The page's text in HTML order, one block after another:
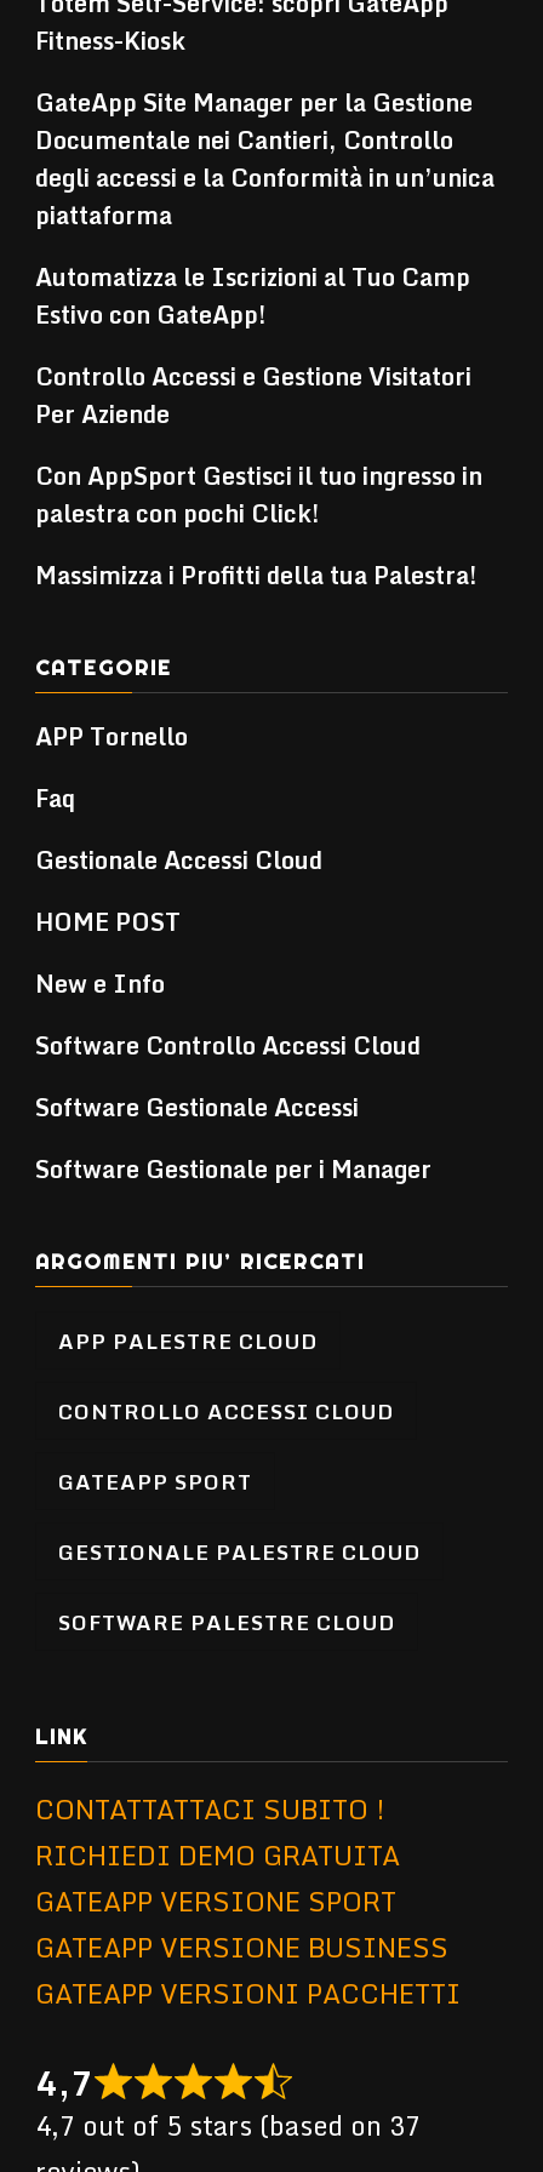
Fitness-Kiosk
GateApp Site Manager per la Gestione
Documentale nei Cantieri, Controllo
degli accessi e la Conformità in un’unica
piattaforma
Automatizza le Iscrizioni al Tuo Camp
Estivo con GateApp!
Controllo Accessi e Gestione Visitatori
Per Aziende
Con AppSport Gestisci il tuo ingresso in
palestra con pochi Click!
Massimizza i Profitti della tua Palestra!
CATEGORIE
APP Tornello
Faq
Gestionale Accessi Cloud
HOME POST
New e Info
Software Controllo Accessi Cloud
Software Gestionale Accessi
Software Gestionale per i Manager
ARGOMENTI PIU’ RICERCATI
APP PALESTRE CLOUD
CONTROLLO ACCESSI CLOUD
GATEAPP SPORT
GESTIONALE PALESTRE CLOUD
SOFTWARE PALESTRE CLOUD
LINK
CONTATTATTACI SUBITO !
RICHIEDI DEMO GRATUITA
GATEAPP VERSIONE SPORT
GATEAPP VERSIONE BUSINESS
GATEAPP VERSIONI PACCHETTI
4,7
4,7 out of 5 stars (based on 37